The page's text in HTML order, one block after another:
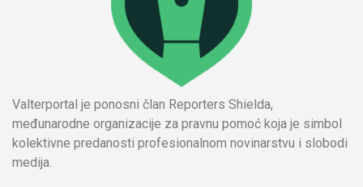
Valterportal je ponosni član Reporters Shielda,
međunarodne organizacije za pravnu pomoć koja je simbol
kolektivne predanosti profesionalnom novinarstvu i slobodi
medija.